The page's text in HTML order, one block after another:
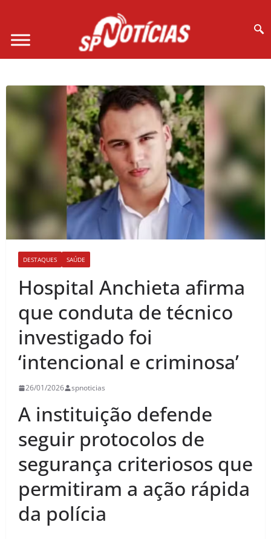
DESTAQUES SAÚDE
Hospital Anchieta afirma
que conduta de técnico
investigado foi
‘intencional e criminosa’
26/01/2026 spnoticias
A instituição defende
seguir protocolos de
segurança criteriosos que
permitiram a ação rápida
da polícia